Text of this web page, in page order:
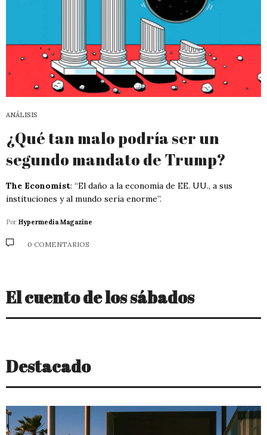
ANÁLISIS
¿Qué tan malo podría ser un
segundo mandato de Trump?
The Economist: “El daño a la economía de EE. UU., a sus
instituciones y al mundo sería enorme”.
Por Hypermedia Magazine
0 COMENTARIOS
El cuento de los sábados
Destacado